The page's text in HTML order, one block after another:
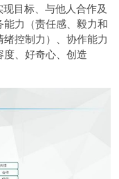
目标、与他人合作及
力（责任感、毅力和
控制力）、协作能力
度、好奇心、创造